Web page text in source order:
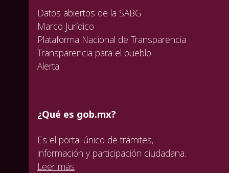
Datos abiertos de la SABG
Marco Jurídico
Plataforma Nacional de Transparencia
Transparencia para el pueblo
Alerta
¿Qué es gob.mx?
Es el portal único de trámites,
información y participación ciudadana.
Leer más